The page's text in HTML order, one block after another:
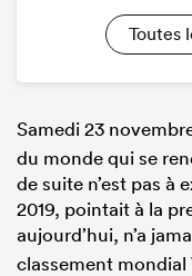
Toutes
Samedi 23
du monde qui se
de suite n’est pas à
2019, pointait à la
aujourd’hui, n’a
classement mondial